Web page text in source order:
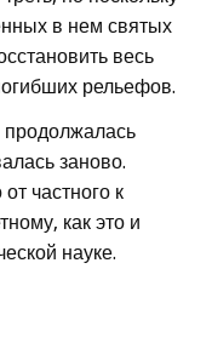
в нем святых
весь
рельефов.
продолжалась
заново.
частного к
как это и
науке.